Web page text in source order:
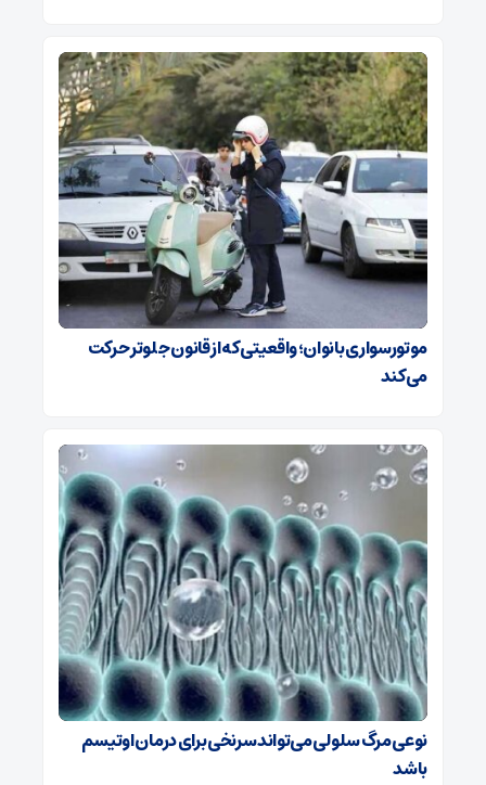
موتورسواری بانوان؛ واقعیتی که از قانون جلوتر حرکت
می‌کند
نوعی مرگ سلولی می‌تواند سرنخی برای درمان اوتیسم
باشد